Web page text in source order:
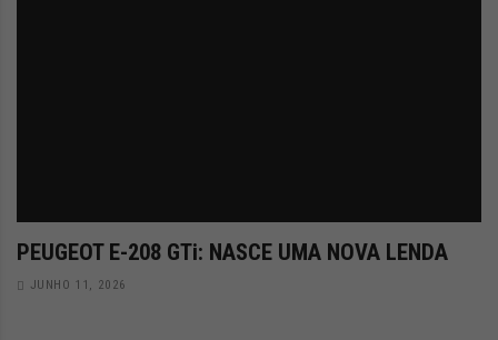
PEUGEOT E-208 GTi: NASCE UMA NOVA LENDA
JUNHO 11, 2026